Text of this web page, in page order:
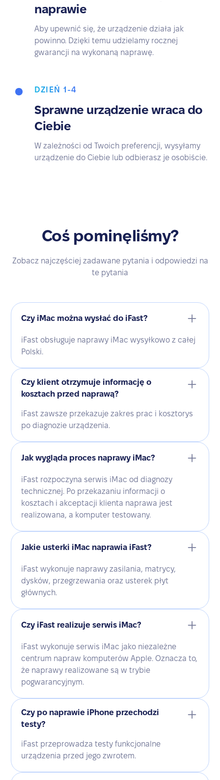
naprawie
Aby upewnić się, że urządzenie działa jak
powinno. Dzięki temu udzielamy rocznej
gwarancji na wykonaną naprawę.
DZIEŃ 1-4
Sprawne urządzenie wraca do
Ciebie
W zależności od Twoich preferencji, wysyłamy
urządzenie do Ciebie lub odbierasz je osobiście.
Coś pominęliśmy?
Zobacz najczęściej zadawane pytania i odpowiedzi na
te pytania
Czy iMac można wysłać do iFast?
iFast obsługuje naprawy iMac wysyłkowo z całej
Polski.
Czy klient otrzymuje informację o
kosztach przed naprawą?
iFast zawsze przekazuje zakres prac i kosztorys
po diagnozie urządzenia.
Jak wygląda proces naprawy iMac?
iFast rozpoczyna serwis iMac od diagnozy
technicznej. Po przekazaniu informacji o
kosztach i akceptacji klienta naprawa jest
realizowana, a komputer testowany.
Jakie usterki iMac naprawia iFast?
iFast wykonuje naprawy zasilania, matrycy,
dysków, przegrzewania oraz usterek płyt
głównych.
Czy iFast realizuje serwis iMac?
iFast wykonuje serwis iMac jako niezależne
centrum napraw komputerów Apple. Oznacza to,
że naprawy realizowane są w trybie
pogwarancyjnym.
Czy po naprawie iPhone przechodzi
testy?
iFast przeprowadza testy funkcjonalne
urządzenia przed jego zwrotem.